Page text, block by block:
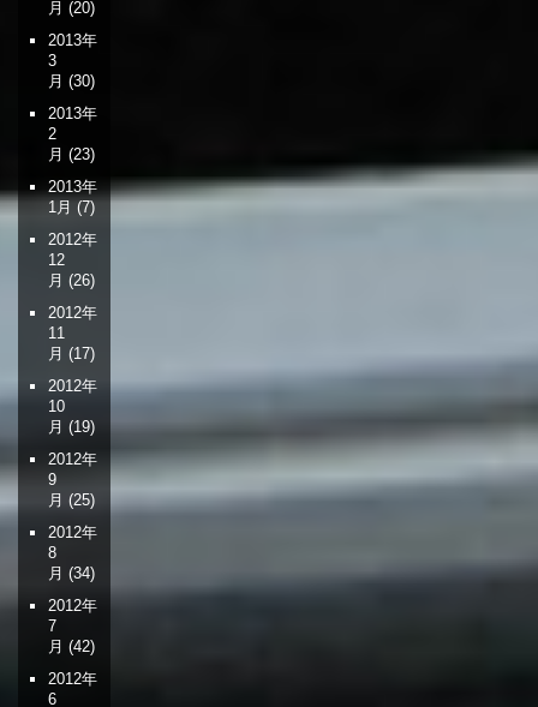
月 (20)
2013年
3
月 (30)
2013年
2
月 (23)
2013年
1月 (7)
2012年
12
月 (26)
2012年
11
月 (17)
2012年
10
月 (19)
2012年
9
月 (25)
2012年
8
月 (34)
2012年
7
月 (42)
2012年
6